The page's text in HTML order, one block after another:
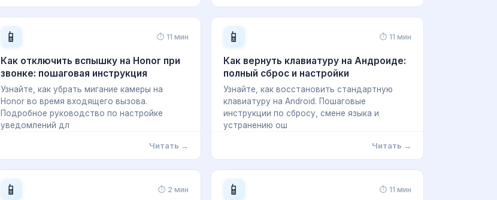
📱 ⏱ 11 мин
Как отключить вспышку на Honor при
звонке: пошаговая инструкция
Узнайте, как убрать мигание камеры на
Honor во время входящего вызова.
Подробное руководство по настройке
уведомлений дл
Читать →
📱 ⏱ 11 мин
Как вернуть клавиатуру на Андроиде:
полный сброс и настройки
Узнайте, как восстановить стандартную
клавиатуру на Android. Пошаговые
инструкции по сбросу, смене языка и
устранению ош
Читать →
📱 ⏱ 2 мин 📱 ⏱ 11 мин